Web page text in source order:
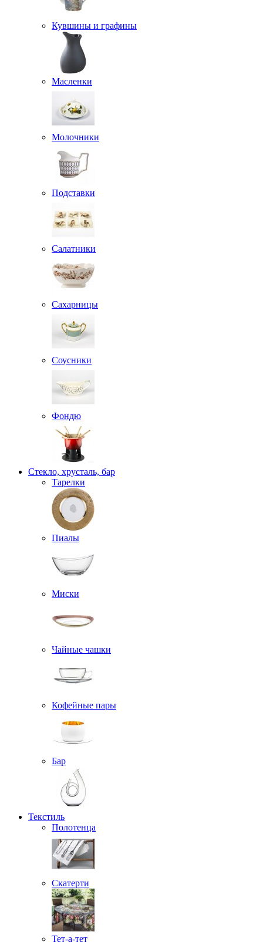
Кувшины и графины
Масленки
Молочники
Подставки
Салатники
Сахарницы
Соусники
Фондю
Стекло, хрусталь, бар
Тарелки
Пиалы
Миски
Чайные чашки
Кофейные пары
Бар
Текстиль
Полотенца
Скатерти
Тет-а-тет